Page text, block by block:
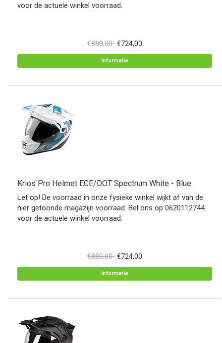
voor de actuele winkel voorraad.
€880,00 €724,00
Informatie
Krios Pro Helmet ECE/DOT Spectrum White - Blue
Let op! De voorraad in onze fysieke winkel wijkt af van de
hier getoonde magazijn voorraad. Bel ons op 0620112744
voor de actuele winkel voorraad.
€880,00 €724,00
Informatie